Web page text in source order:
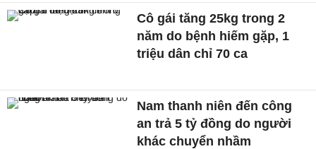
Cô gái tăng 25kg trong 2
năm do bệnh hiếm gặp, 1
triệu dân chỉ 70 ca
Nam thanh niên đến công
an trả 5 tỷ đồng do người
khác chuyển nhầm